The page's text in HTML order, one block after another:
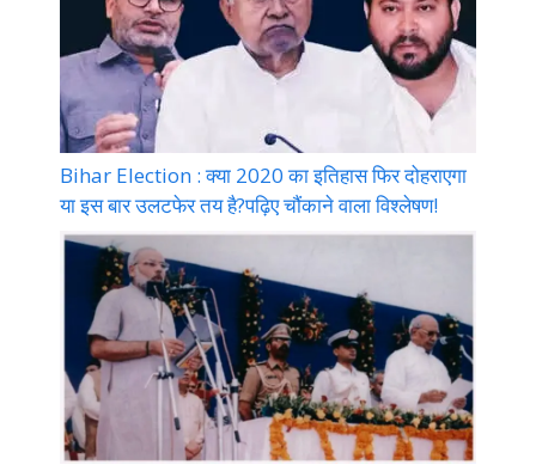
Bihar Election : क्या 2020 का इतिहास फिर दोहराएगा
या इस बार उलटफेर तय है?पढ़िए चौंकाने वाला विश्लेषण!